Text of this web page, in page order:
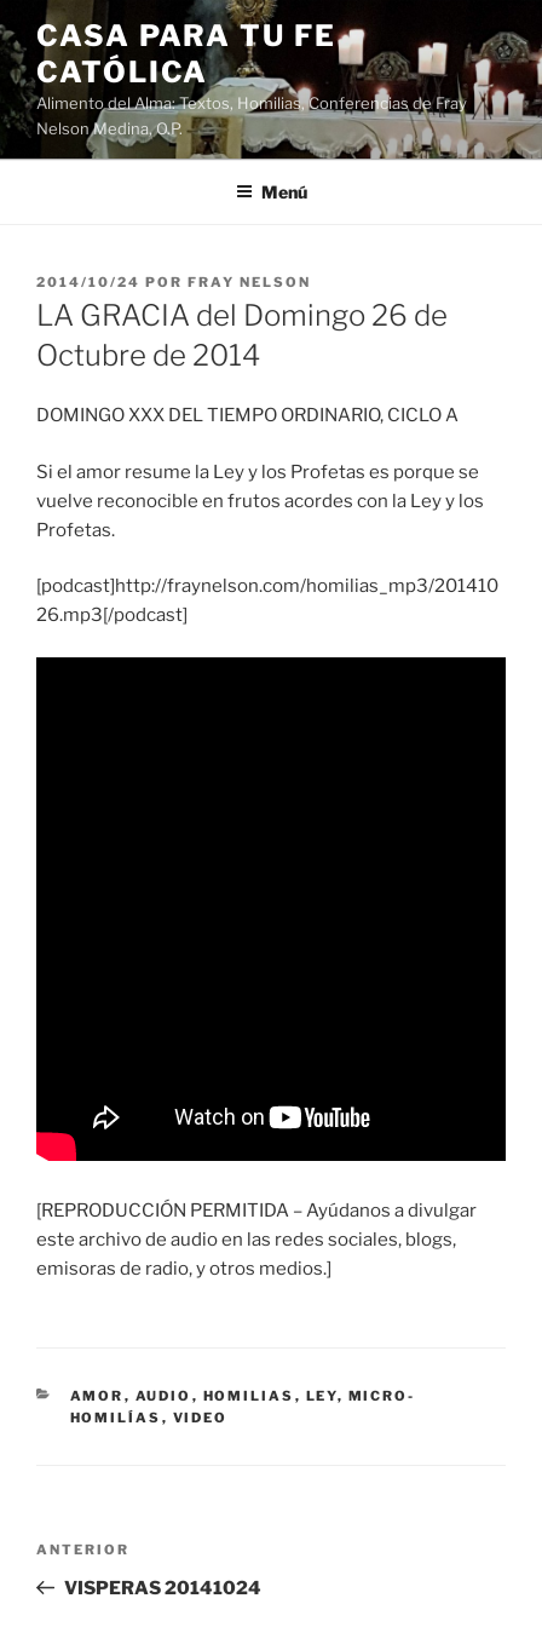
Saltar
al
contenido
CASA PARA TU FE
CATÓLICA
Alimento del Alma: Textos, Homilias, Conferencias de Fray
Nelson Medina, O.P.
Menú
PUBLICADO
EL
2014/10/24 POR FRAY NELSON
LA GRACIA del Domingo 26 de
Octubre de 2014
DOMINGO XXX DEL TIEMPO ORDINARIO, CICLO A
Si el amor resume la Ley y los Profetas es porque se
vuelve reconocible en frutos acordes con la Ley y los
Profetas.
[podcast]http://fraynelson.com/homilias_mp3/201410
26.mp3[/podcast]
[REPRODUCCIÓN PERMITIDA – Ayúdanos a divulgar
este archivo de audio en las redes sociales, blogs,
emisoras de radio, y otros medios.]
CATEGORÍAS
AMOR , AUDIO , HOMILIAS , LEY, MICRO-
HOMILÍAS , VIDEO
entradas
Entrada
anterior:
ANTERIOR
VISPERAS 20141024